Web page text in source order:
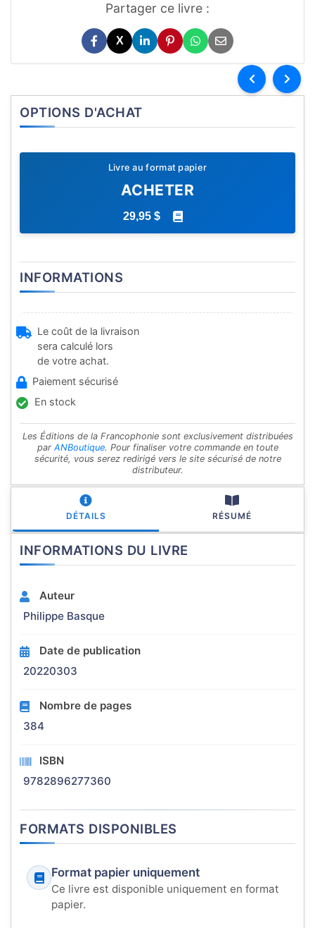
Partager ce livre :
X
OPTIONS D'ACHAT
Livre au format papier
ACHETER
29,95 $
INFORMATIONS
Le coût de la livraison
sera calculé lors
de votre achat.
Paiement sécurisé
En stock
Les Éditions de la Francophonie sont exclusivement distribuées
par ANBoutique. Pour finaliser votre commande en toute
sécurité, vous serez redirigé vers le site sécurisé de notre
distributeur.
DÉTAILS RÉSUMÉ
INFORMATIONS DU LIVRE
Auteur
Philippe Basque
Date de publication
20220303
Nombre de pages
384
ISBN
9782896277360
FORMATS DISPONIBLES
Format papier uniquement
Ce livre est disponible uniquement en format
papier.